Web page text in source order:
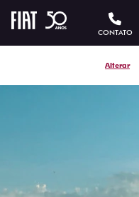
CONTATO
Alterar